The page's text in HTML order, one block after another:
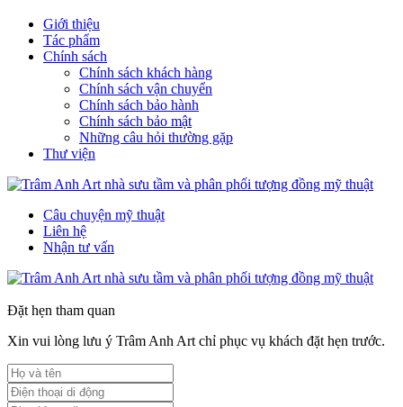
Giới thiệu
Tác phẩm
Chính sách
Chính sách khách hàng
Chính sách vận chuyển
Chính sách bảo hành
Chính sách bảo mật
Những câu hỏi thường gặp
Thư viện
Câu chuyện mỹ thuật
Liên hệ
Nhận tư vấn
Đặt hẹn tham quan
Xin vui lòng lưu ý Trâm Anh Art chỉ phục vụ khách đặt hẹn trước.